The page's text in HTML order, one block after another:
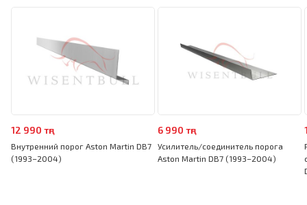
12 990 тңг
Внутренний порог Aston Martin DB7
(1993–2004)
6 990 тңг
Усилитель/соединитель порога
Aston Martin DB7 (1993–2004)